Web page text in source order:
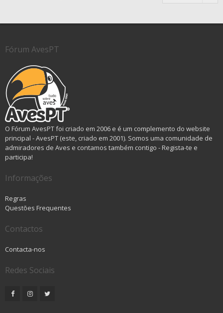
Fórum AvesPT
O Fórum AvesPT foi criado em 2006 e é um complemento do website
principal - AvesPT (este, criado em 2001). Somos uma comunidade de
admiradores de Aves e contamos também contigo - Regista-te e
participa!
Informações
Regras
Questões Frequentes
Contactos
Contacta-nos
Redes Sociais